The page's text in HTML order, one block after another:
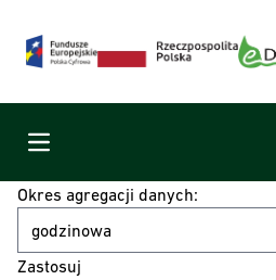
Menu
Okres agregacji danych: